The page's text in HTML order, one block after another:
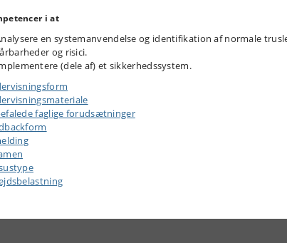
i at
en systemanvendelse og identifikation af normale
og risici.
(dele af) et sikkerhedssystem.
faglige forudsætninger